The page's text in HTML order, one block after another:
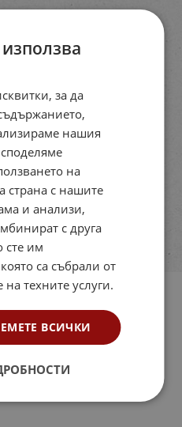
за да
нашия
на
страна с нашите
и анализи,
с друга
сте им
са събрали от
техните услуги.
ВСИЧКИ